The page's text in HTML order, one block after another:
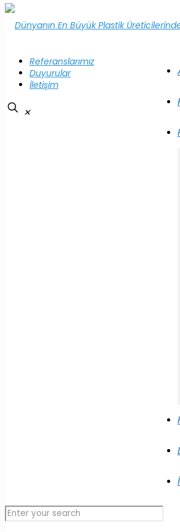
Referanslarımız
Duyurular
İletişim
✕